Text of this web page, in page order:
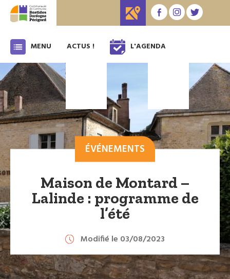
MENU ACTUS ! L'AGENDA
ÉVÉNEMENTS
Maison de Montard –
Lalinde : programme de
l’été
Modifié le 03/08/2023